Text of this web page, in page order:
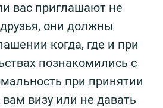
вас приглашают не
они должны
когда, где и при
познакомились с
при принятии
визу или не давать